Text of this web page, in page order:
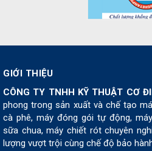
GIỚI THIỆU
CÔNG TY TNHH KỸ THUẬT CƠ
phong trong sản xuất và chế tạo
cà phê, máy đóng gói tự động,
sữa chua, máy chiết rót chuyên
lượng vượt trội cùng chế độ bảo